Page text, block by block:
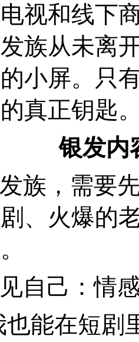
视和线下
族从未离
小屏。只
真正钥匙
银发内
族，需要
、火爆的
自己：情
也能在短剧